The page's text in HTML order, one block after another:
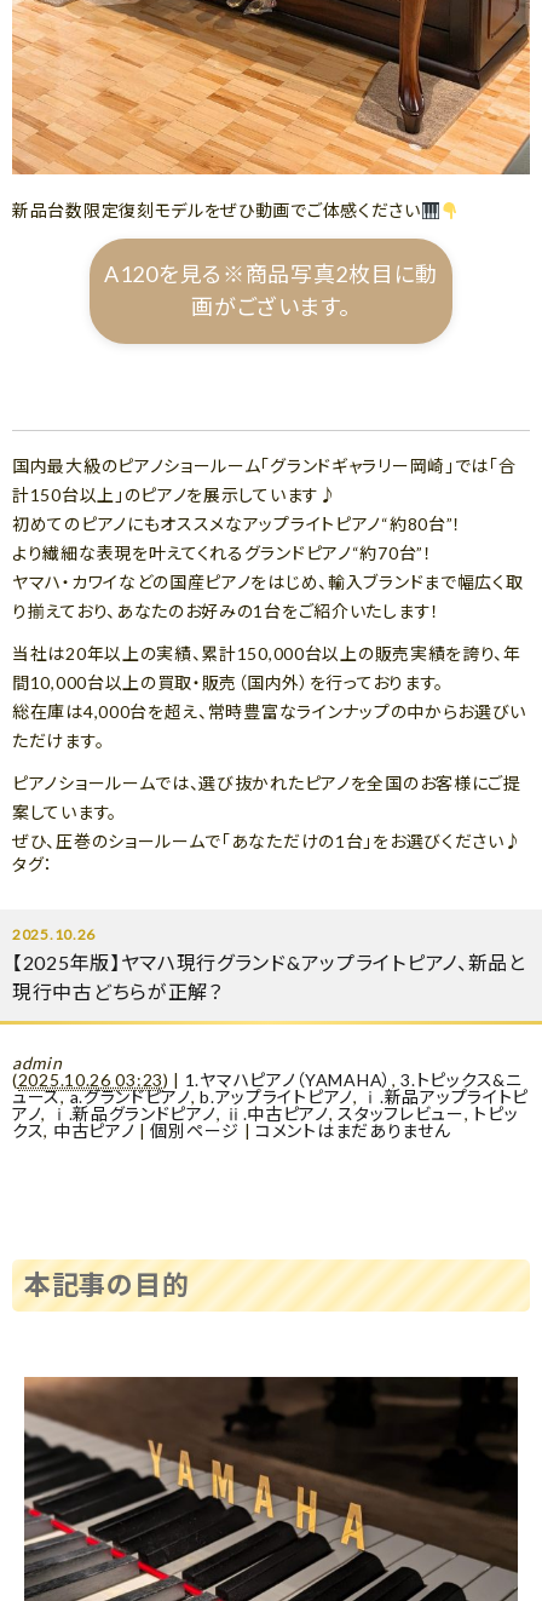
新品台数限定復刻モデルをぜひ動画でご体感ください
A120を見る※商品写真2枚目に動
画がございます。
国内最大級のピアノショールーム「グランドギャラリー岡崎」では「合
計150台以上」のピアノを展示しています♪
初めてのピアノにもオススメなアップライトピアノ“約80台”！
より繊細な表現を叶えてくれるグランドピアノ“約70台”！
ヤマハ・カワイなどの国産ピアノをはじめ、輸入ブランドまで幅広く取
り揃えており、あなたのお好みの1台をご紹介いたします！
当社は20年以上の実績、累計150,000台以上の販売実績を誇り、年
間10,000台以上の買取・販売（国内外）を行っております。
総在庫は4,000台を超え、常時豊富なラインナップの中からお選びい
ただけます。
ピアノショールームでは、選び抜かれたピアノを全国のお客様にご提
案しています。
ぜひ、圧巻のショールームで「あなただけの1台」をお選びください♪
タグ：
2025.10.26
【2025年版】ヤマハ現行グランド&アップライトピアノ、新品と
現行中古どちらが正解？
admin
(2025.10.26 03:23) | 1.ヤマハピアノ（YAMAHA） ,3.トピックス&ニ
ュース,a.グランドピアノ,b.アップライトピアノ,
ⅰ.新品アップライトピ
アノ, ⅰ.新品グランドピアノ, ⅱ.中古ピアノ, スタッフレビュー, トピッ
クス, 中古ピアノ |個別ページ |コメントはまだありません
本記事の目的